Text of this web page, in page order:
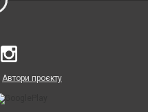
Автори проєкту